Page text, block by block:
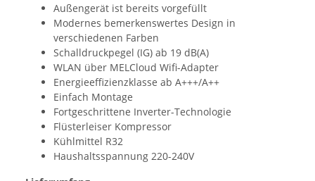
Außengerät ist bereits vorgefüllt
Modernes bemerkenswertes Design in
verschiedenen Farben
Schalldruckpegel (IG) ab 19 dB(A)
WLAN über MELCloud Wifi-Adapter
Energieeffizienzklasse ab A+++/A++
Einfach Montage
Fortgeschrittene Inverter-Technologie
Flüsterleiser Kompressor
Kühlmittel R32
Haushaltsspannung 220-240V